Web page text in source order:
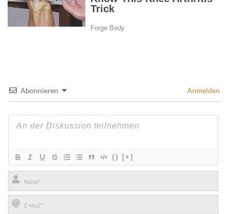
Abonnieren Anmelden
{} [+]
Name*